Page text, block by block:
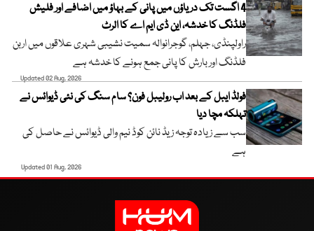
4 اگست تک دریاؤں میں پانی کے بہاؤ میں اضافے اور فلیش
فلڈنگ کا خدشہ، این ڈی ایم اے کا الرٹ
راولپنڈی، جہلم، گوجرانوالہ سمیت نشیبی شہری علاقوں میں اربن
فلڈنگ اور بارش کا پانی جمع ہونے کا خدشہ ہے
Updated 02 Aug, 2026
فولڈ ایبل کے بعد اب رولیبل فون؟ سام سنگ کی نئی ڈیوائس نے
تہلکہ مچا دیا
سب سے زیادہ توجہ زیڈ نائن کوڈ نیم والی ڈیوائس نے حاصل کی
ہے
Updated 01 Aug, 2026